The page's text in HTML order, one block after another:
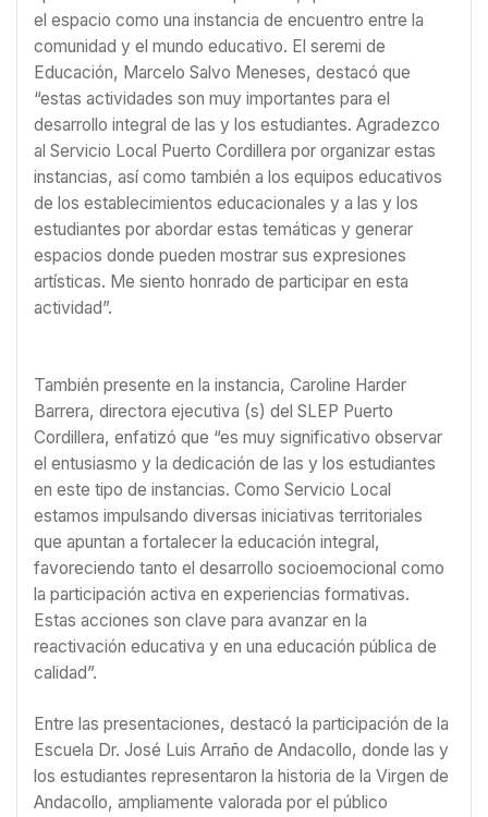
el espacio como una instancia de encuentro entre la
comunidad y el mundo educativo. El seremi de
Educación, Marcelo Salvo Meneses, destacó que
“estas actividades son muy importantes para el
desarrollo integral de las y los estudiantes. Agradezco
al Servicio Local Puerto Cordillera por organizar estas
instancias, así como también a los equipos educativos
de los establecimientos educacionales y a las y los
estudiantes por abordar estas temáticas y generar
espacios donde pueden mostrar sus expresiones
artísticas. Me siento honrado de participar en esta
actividad”.
También presente en la instancia, Caroline Harder
Barrera, directora ejecutiva (s) del SLEP Puerto
Cordillera, enfatizó que “es muy significativo observar
el entusiasmo y la dedicación de las y los estudiantes
en este tipo de instancias. Como Servicio Local
estamos impulsando diversas iniciativas territoriales
que apuntan a fortalecer la educación integral,
favoreciendo tanto el desarrollo socioemocional como
la participación activa en experiencias formativas.
Estas acciones son clave para avanzar en la
reactivación educativa y en una educación pública de
calidad”.
Entre las presentaciones, destacó la participación de la
Escuela Dr. José Luis Arraño de Andacollo, donde las y
los estudiantes representaron la historia de la Virgen de
Andacollo, ampliamente valorada por el público